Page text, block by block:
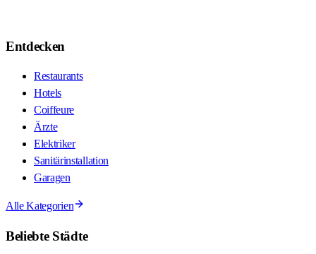
Entdecken
Restaurants
Hotels
Coiffeure
Ärzte
Elektriker
Sanitärinstallation
Garagen
Alle Kategorien
Beliebte Städte